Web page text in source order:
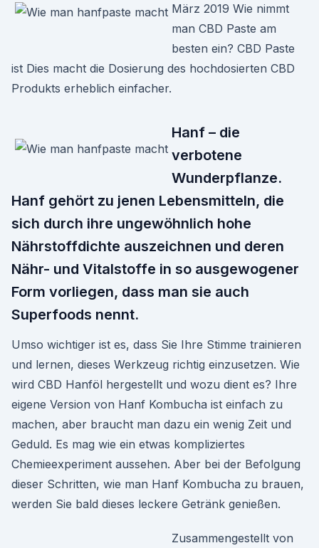
März 2019 Wie nimmt
man CBD Paste am
besten ein? CBD Paste
ist Dies macht die Dosierung des hochdosierten CBD
Produkts erheblich einfacher.
Hanf – die
verbotene
Wunderpflanze.
Hanf gehört zu jenen Lebensmitteln, die
sich durch ihre ungewöhnlich hohe
Nährstoffdichte auszeichnen und deren
Nähr- und Vitalstoffe in so ausgewogener
Form vorliegen, dass man sie auch
Superfoods nennt.
Umso wichtiger ist es, dass Sie Ihre Stimme trainieren
und lernen, dieses Werkzeug richtig einzusetzen. Wie
wird CBD Hanföl hergestellt und wozu dient es? Ihre
eigene Version von Hanf Kombucha ist einfach zu
machen, aber braucht man dazu ein wenig Zeit und
Geduld. Es mag wie ein etwas kompliziertes
Chemieexperiment aussehen. Aber bei der Befolgung
dieser Schritten, wie man Hanf Kombucha zu brauen,
werden Sie bald dieses leckere Getränk genießen.
Zusammengestellt von